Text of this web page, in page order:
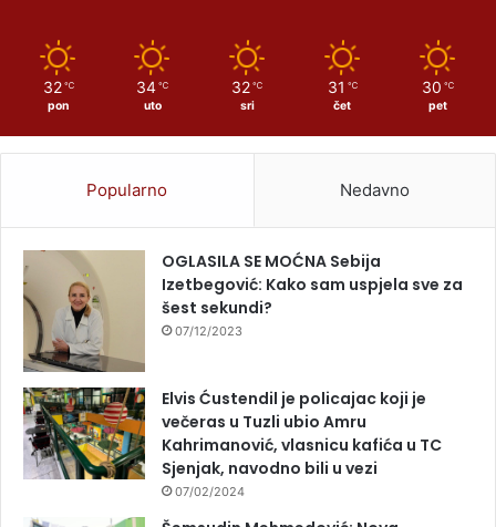
32 ℃
pon
34 ℃
uto
32 ℃
sri
31 ℃
čet
30 ℃
pet
Popularno Nedavno
OGLASILA SE MOĆNA Sebija
Izetbegović: Kako sam uspjela sve za
šest sekundi?
07/12/2023
Elvis Ćustendil je policajac koji je
večeras u Tuzli ubio Amru
Kahrimanović, vlasnicu kafića u TC
Sjenjak, navodno bili u vezi
07/02/2024